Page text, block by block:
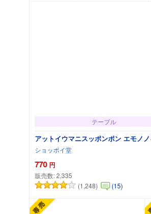
テーブル
アットイウマニスッポンポン エモノ
ショッボイ堂
770 円
販売数:2,335
(1,248)
(15)
カートに追加